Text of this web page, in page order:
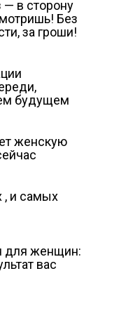
— в сторону
Без
за гроши!
будущем
женскую
, и самых
для женщин:
вас